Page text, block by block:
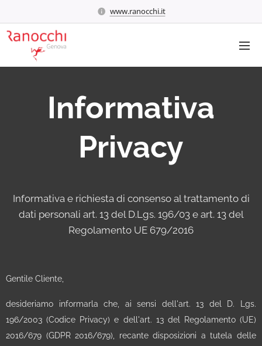
www.ranocchi.it
Informativa
Privacy
Informativa e richiesta di consenso al trattamento di
dati personali art. 13 del D.Lgs. 196/03 e art. 13 del
Regolamento UE 679/2016
Gentile Cliente,
desideriamo informarla che, ai sensi dell'art. 13 del D. Lgs.
196/2003 (Codice Privacy) e dell'art. 13 del Regolamento (UE)
2016/679 (GDPR 2016/679), recante disposizioni a tutela delle